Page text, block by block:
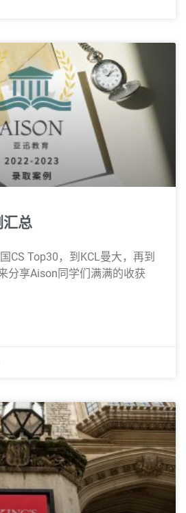
汇总
CS Top30，到KCL曼大，再到
分享Aison同学们满满的收获